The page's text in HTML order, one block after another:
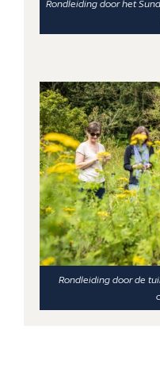
Rondleiding door het
Rondleiding door de